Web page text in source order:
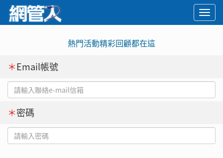
熱門活動精彩回顧都在這
＊Email帳號
＊密碼